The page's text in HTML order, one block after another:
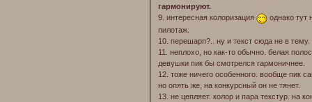
гармонируют.
9. интересная колоризация
однако тут
пилотаж.
10. перешарп?.. ну и текст сюда не в тему.
11. неплохо, но как-то обычно. белая
девушки пик бы смотрелся гармоничнее.
12. тоже ничего особенного. вообще пик
но опять же, на конкурсный он не тянет.
13. не цепляет. колор и пара текстур. на